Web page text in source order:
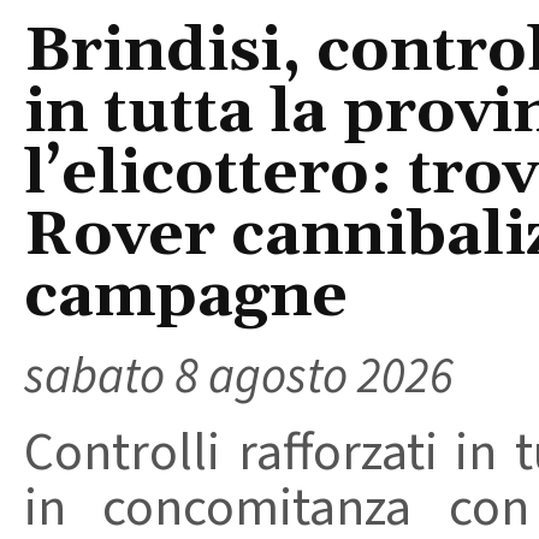
Brindisi,
in tutta la
l’elicottero:
Rover
campagne
sabato 8 agosto 2026
Controlli rafforzati in
in concomitanza